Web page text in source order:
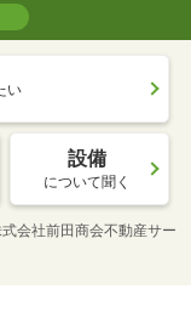
い
設備
について聞く
会社前田商会不動産サー